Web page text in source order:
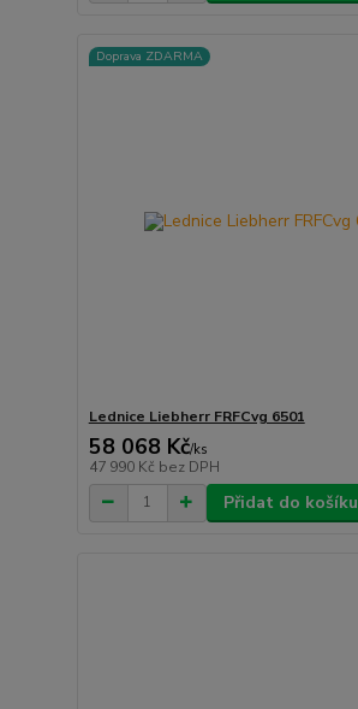
Doprava ZDARMA
Lednice Liebherr FRFCvg 6501
58 068 Kč/ks
47 990 Kč bez DPH
Přidat do košíku